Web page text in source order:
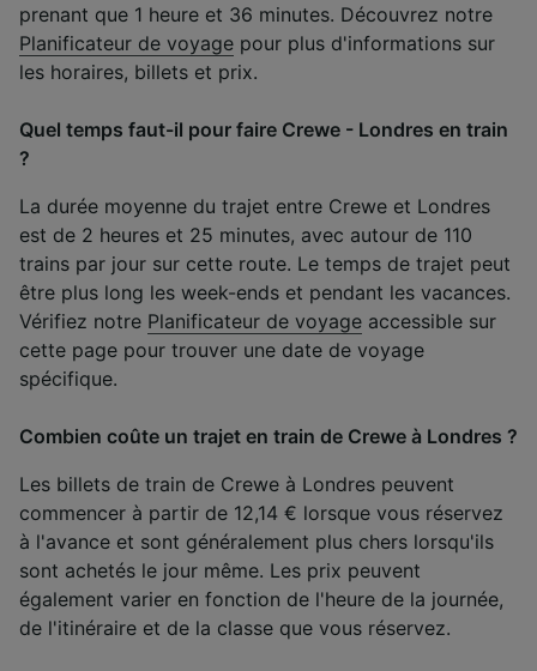
prenant que 1 heure et 36 minutes. Découvrez notre
Planificateur de voyage pour plus d'informations sur
les horaires, billets et prix.
Quel temps faut-il pour faire Crewe - Londres en train
?
La durée moyenne du trajet entre Crewe et Londres
est de 2 heures et 25 minutes, avec autour de 110
trains par jour sur cette route. Le temps de trajet peut
être plus long les week-ends et pendant les vacances.
Vérifiez notre Planificateur de voyage accessible sur
cette page pour trouver une date de voyage
spécifique.
Combien coûte un trajet en train de Crewe à Londres ?
Les billets de train de Crewe à Londres peuvent
commencer à partir de 12,14 € lorsque vous réservez
à l'avance et sont généralement plus chers lorsqu'ils
sont achetés le jour même. Les prix peuvent
également varier en fonction de l'heure de la journée,
de l'itinéraire et de la classe que vous réservez.